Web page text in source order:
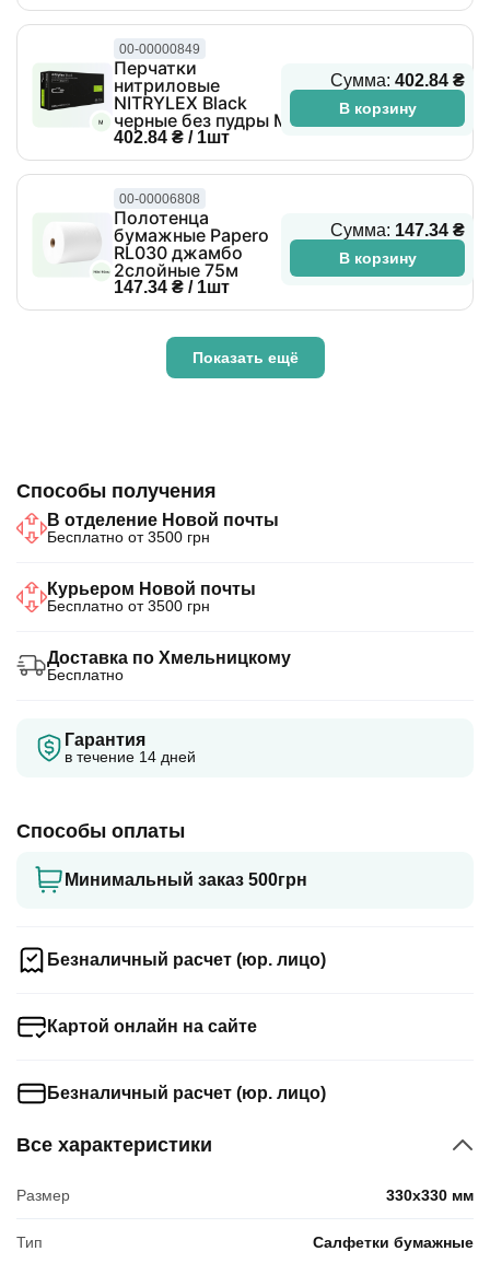
00-00000849
Перчатки
нитриловые
NITRYLEX Black
черные без пудры M
402.84 ₴ / 1шт
Сумма: 402.84 ₴
В корзину
00-00006808
Полотенца
бумажные Papero
RL030 джамбо
2слойные 75м
147.34 ₴ / 1шт
Сумма: 147.34 ₴
В корзину
Показать ещё
Все характеристики
Размер 330x330 мм
Тип Салфетки бумажные
Способы получения
В отделение Новой почты
Бесплатно от 3500 грн
Курьером Новой почты
Бесплатно от 3500 грн
Доставка по Хмельницкому
Бесплатно
Гарантия
в течение 14 дней
Способы оплаты
Минимальный заказ 500грн
Безналичный расчет (юр. лицо)
Картой онлайн на сайте
Безналичный расчет (юр. лицо)